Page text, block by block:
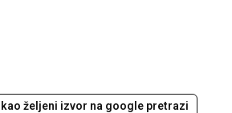
kao željeni izvor na google pretrazi